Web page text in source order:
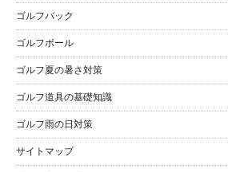
ゴルフバック
ゴルフボール
ゴルフ夏の暑さ対策
ゴルフ道具の基礎知識
ゴルフ雨の日対策
サイトマップ